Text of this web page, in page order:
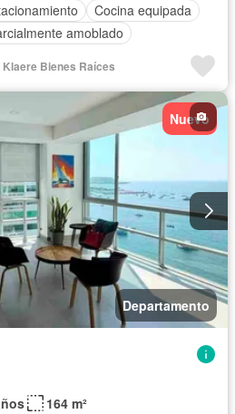
Cocina equipada
amoblado
Bienes Raíces
Nuevo
Departamento
164 m²